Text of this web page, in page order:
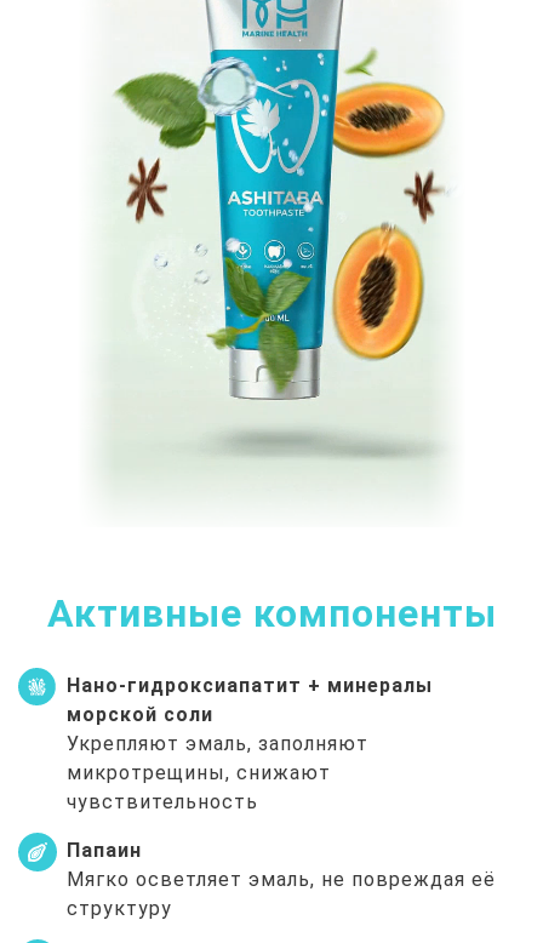
Активные компоненты
Нано-гидроксиапатит + минералы
морской соли
Укрепляют эмаль, заполняют
микротрещины, снижают
чувствительность
Папаин
Мягко осветляет эмаль, не повреждая её
структуру